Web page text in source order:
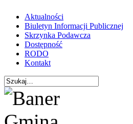
Aktualności
Biuletyn Informacji Publicznej
Skrzynka Podawcza
Dostępność
RODO
Kontakt